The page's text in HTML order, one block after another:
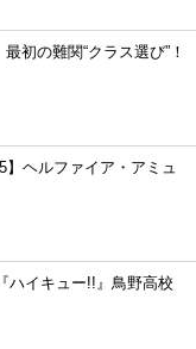
初の難関“クラス選び”！
】ヘルファイア・アミュ
ハイキュー!!』鳥野高校